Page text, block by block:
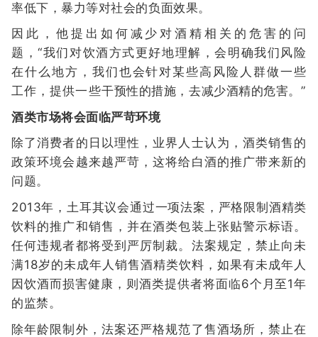
率低下，暴力等对社会的负面效果。
因此，他提出如何减少对酒精相关的危害的问
题，“我们对饮酒方式更好地理解，会明确我们风险
在什么地方，我们也会针对某些高风险人群做一些
工作，提供一些干预性的措施，去减少酒精的危害。”
酒类市场将会面临严苛环境
除了消费者的日以理性，业界人士认为，酒类销售的
政策环境会越来越严苛，这将给白酒的推广带来新的
问题。
2013年，土耳其议会通过一项法案，严格限制酒精类
饮料的推广和销售，并在酒类包装上张贴警示标语。
任何违规者都将受到严厉制裁。法案规定，禁止向未
满18岁的未成年人销售酒精类饮料，如果有未成年人
因饮酒而损害健康，则酒类提供者将面临6个月至1年
的监禁。
除年龄限制外，法案还严格规范了售酒场所，禁止在